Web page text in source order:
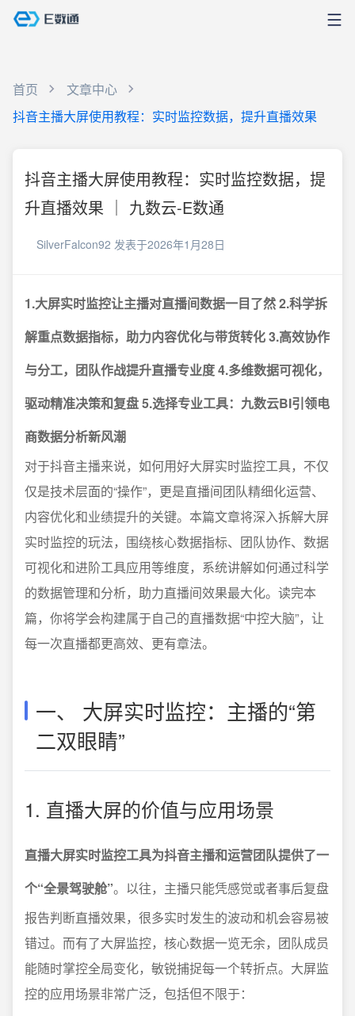
首页
文章中心
抖音主播大屏使用教程：实时监控数据，提升直播效果
抖音主播大屏使用教程：实时监控数据，提
升直播效果 ｜ 九数云-E数通
SilverFalcon92 发表于2026年1月28日
1.大屏实时监控让主播对直播间数据一目了然2.科学拆
解重点数据指标，助力内容优化与带货转化3.高效协作
与分工，团队作战提升直播专业度4.多维数据可视化，
驱动精准决策和复盘5.选择专业工具：九数云BI引领电
商数据分析新风潮
对于抖音主播来说，如何用好大屏实时监控工具，不仅
仅是技术层面的“操作”，更是直播间团队精细化运营、
内容优化和业绩提升的关键。本篇文章将深入拆解大屏
实时监控的玩法，围绕核心数据指标、团队协作、数据
可视化和进阶工具应用等维度，系统讲解如何通过科学
的数据管理和分析，助力直播间效果最大化。读完本
篇，你将学会构建属于自己的直播数据“中控大脑”，让
每一次直播都更高效、更有章法。
一、 大屏实时监控：主播的“第
二双眼睛”
1. 直播大屏的价值与应用场景
直播大屏实时监控工具为抖音主播和运营团队提供了一
个“全景驾驶舱”。以往，主播只能凭感觉或者事后复盘
报告判断直播效果，很多实时发生的波动和机会容易被
错过。而有了大屏监控，核心数据一览无余，团队成员
能随时掌控全局变化，敏锐捕捉每一个转折点。大屏监
控的应用场景非常广泛，包括但不限于：